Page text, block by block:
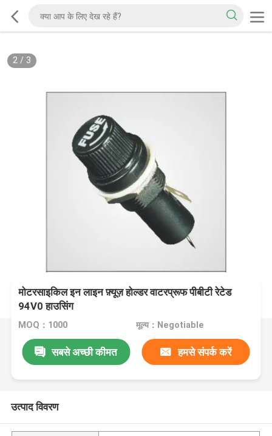
2/ 3
मोटरसाइकिल इन लाइन फ़्यूज़ होल्डर वाटरप्रूफ पीबीटी रेटेड
94V0 हाउसिंग
MOQ：1000 मूल्य：Negotiable
सबसे अच्छी कीमत हमसे संपर्क करें
उत्पाद विवरण